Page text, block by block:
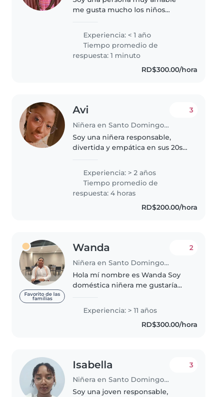
me gusta mucho los niños
familia cristiana respeto bastante
me gusta juzgar con los niños y
compartir me gusta ayudar alas
personas..
Experiencia: < 1 año
Tiempo promedio de
respuesta: 1 minuto
RD$300.00/hora
Avi
Niñera en Santo Domingo (Distrito de Santo Domingo)
3
Soy una niñera responsable,
divertida y empática en sus 20s
cuidando niños de 2- 5 años. Me
encanta leer a los niños,
enseñarles idiomas y jugar con
ellos...
Experiencia: > 2 años
Tiempo promedio de
respuesta: 4 horas
RD$200.00/hora
Favorito de las
familias
Wanda
Niñera en Santo Domingo (Distrito de Santo Domingo)
2
Hola mí nombre es Wanda Soy
doméstica niñera me gustaría
Experiencia: > 11 años
RD$300.00/hora
Isabella
Niñera en Santo Domingo (Distrito de Santo Domingo)
3
Soy una joven responsable,